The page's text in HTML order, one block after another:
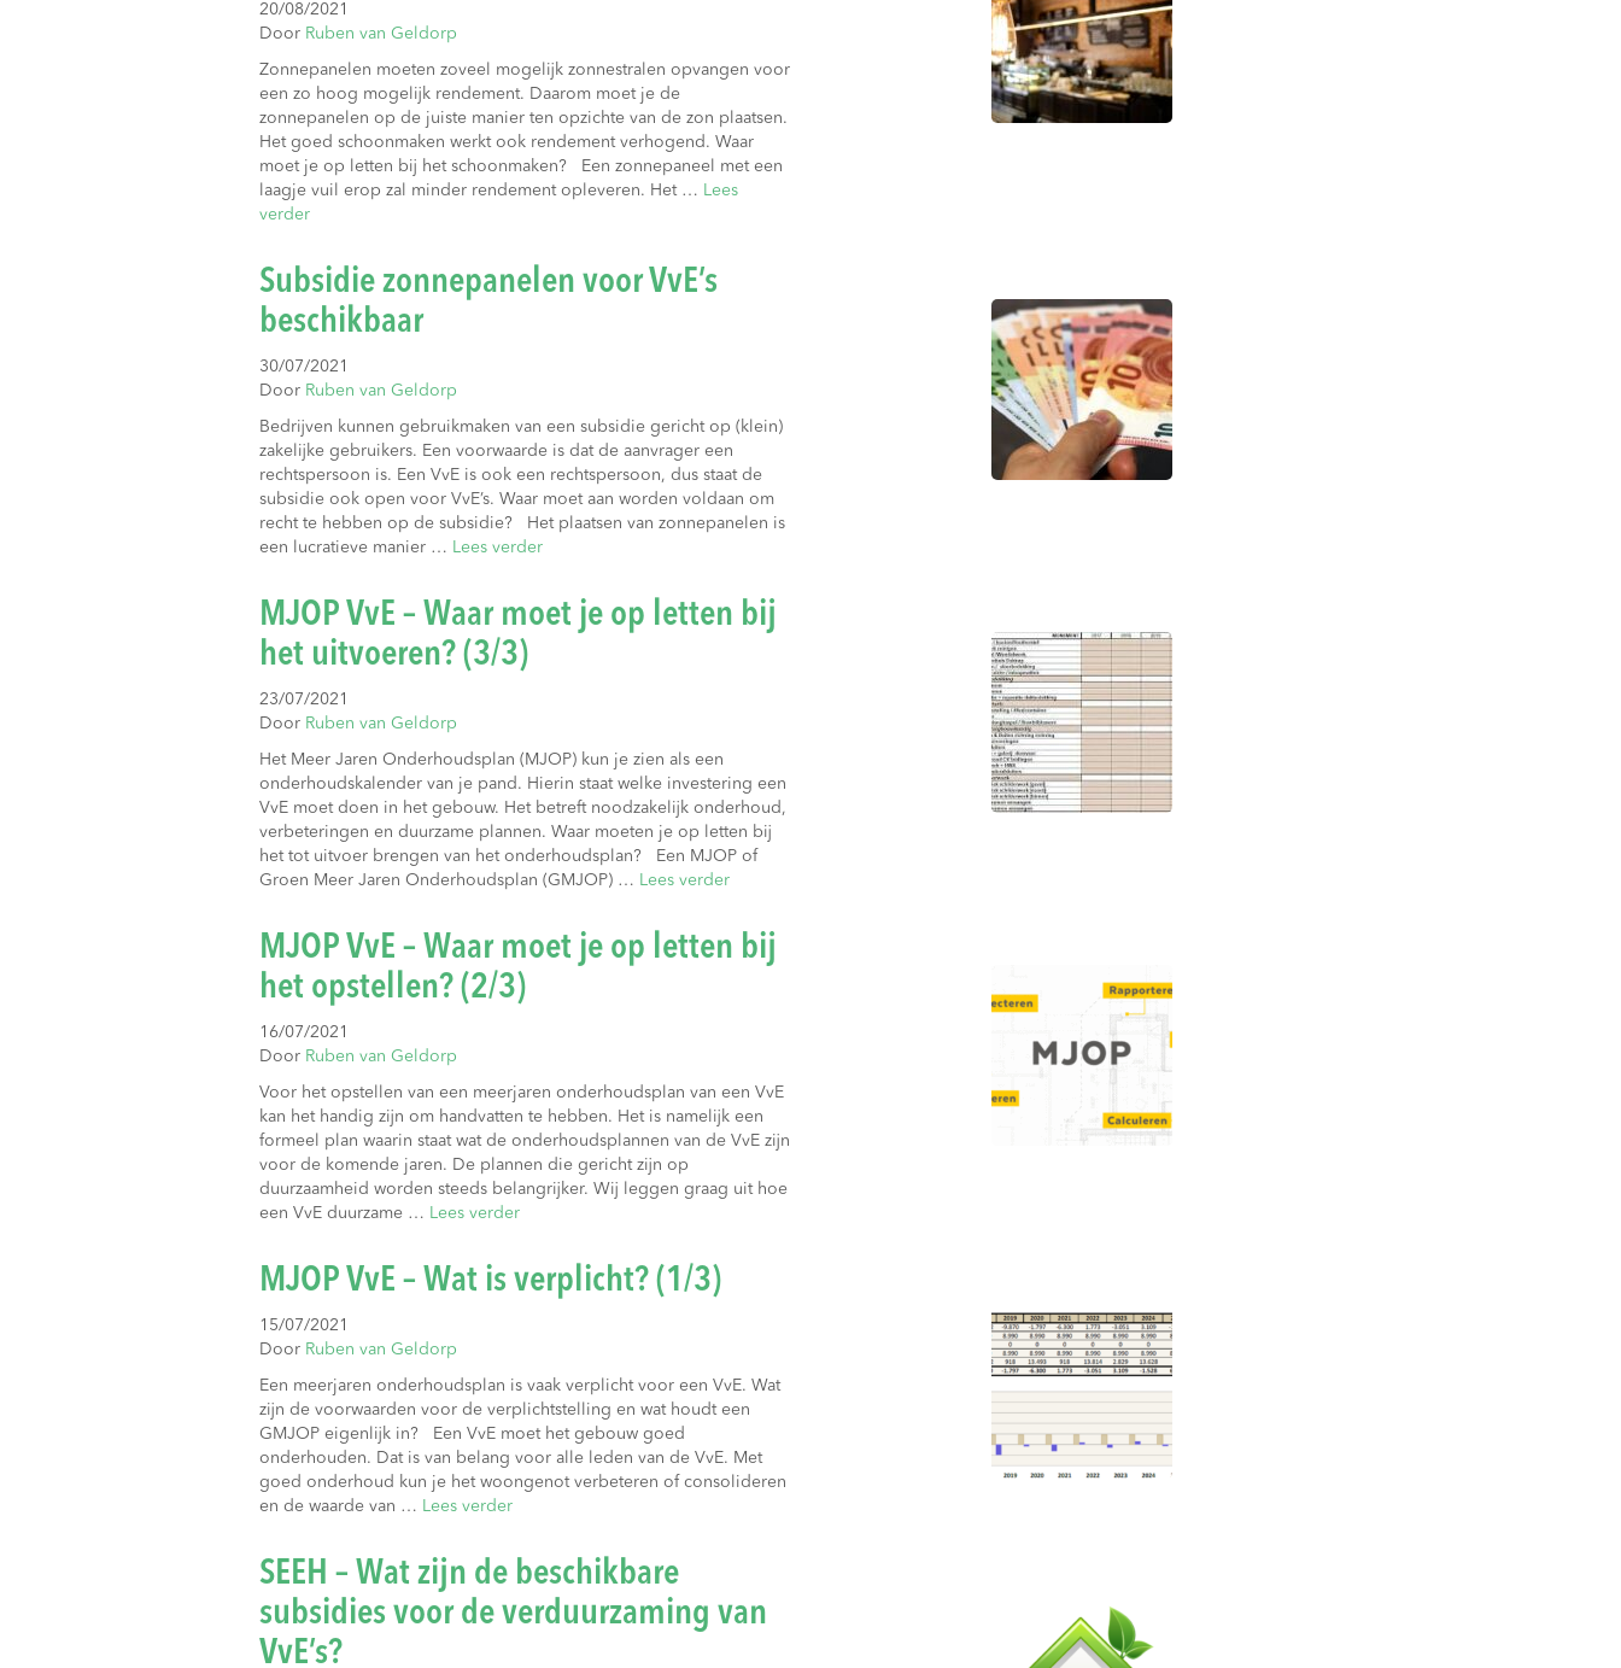
20/08/2021
Door Ruben van Geldorp
Zonnepanelen moeten zoveel mogelijk zonnestralen opvangen voor
een zo hoog mogelijk rendement. Daarom moet je de
zonnepanelen op de juiste manier ten opzichte van de zon plaatsen.
Het goed schoonmaken werkt ook rendement verhogend. Waar
moet je op letten bij het schoonmaken? Een zonnepaneel met een
laagje vuil erop zal minder rendement opleveren. Het … Lees
verder
Subsidie zonnepanelen voor VvE’s
beschikbaar
30/07/2021
Door Ruben van Geldorp
Bedrijven kunnen gebruikmaken van een subsidie gericht op (klein)
zakelijke gebruikers. Een voorwaarde is dat de aanvrager een
rechtspersoon is. Een VvE is ook een rechtspersoon, dus staat de
subsidie ook open voor VvE’s. Waar moet aan worden voldaan om
recht te hebben op de subsidie? Het plaatsen van zonnepanelen is
een lucratieve manier … Lees verder
MJOP VvE – Waar moet je op letten bij
het uitvoeren? (3/3)
23/07/2021
Door Ruben van Geldorp
Het Meer Jaren Onderhoudsplan (MJOP) kun je zien als een
onderhoudskalender van je pand. Hierin staat welke investering een
VvE moet doen in het gebouw. Het betreft noodzakelijk onderhoud,
verbeteringen en duurzame plannen. Waar moeten je op letten bij
het tot uitvoer brengen van het onderhoudsplan? Een MJOP of
Groen Meer Jaren Onderhoudsplan (GMJOP) … Lees verder
MJOP VvE – Waar moet je op letten bij
het opstellen? (2/3)
16/07/2021
Door Ruben van Geldorp
Voor het opstellen van een meerjaren onderhoudsplan van een VvE
kan het handig zijn om handvatten te hebben. Het is namelijk een
formeel plan waarin staat wat de onderhoudsplannen van de VvE zijn
voor de komende jaren. De plannen die gericht zijn op
duurzaamheid worden steeds belangrijker. Wij leggen graag uit hoe
een VvE duurzame … Lees verder
MJOP VvE – Wat is verplicht? (1/3)
15/07/2021
Door Ruben van Geldorp
Een meerjaren onderhoudsplan is vaak verplicht voor een VvE. Wat
zijn de voorwaarden voor de verplichtstelling en wat houdt een
GMJOP eigenlijk in? Een VvE moet het gebouw goed
onderhouden. Dat is van belang voor alle leden van de VvE. Met
goed onderhoud kun je het woongenot verbeteren of consolideren
en de waarde van … Lees verder
SEEH – Wat zijn de beschikbare
subsidies voor de verduurzaming van
VvE’s?